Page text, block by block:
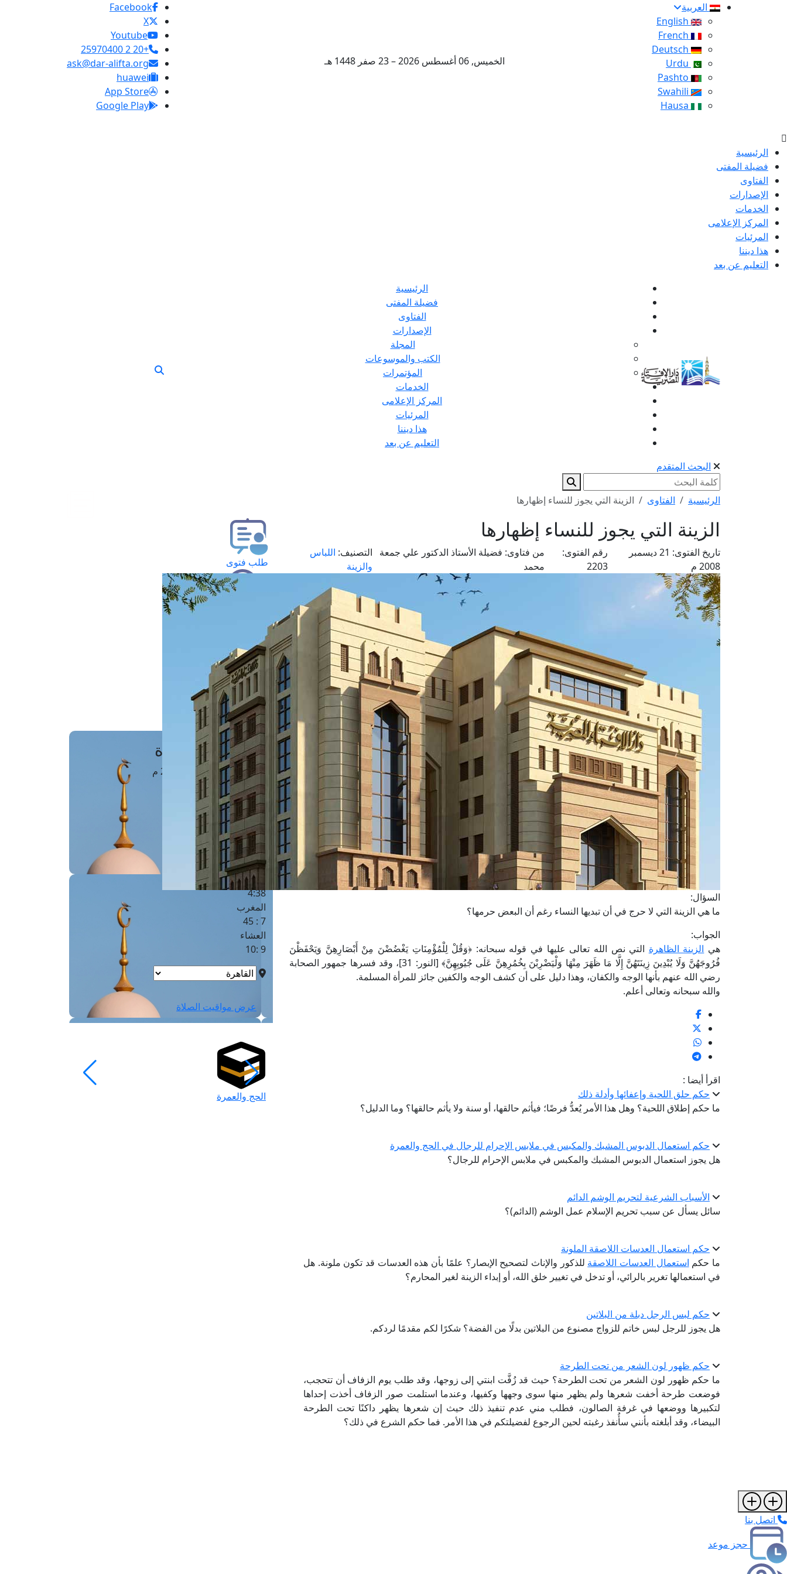
العربية
الخميس, 06 أغسطس 2026 – 23 صفر 1448 هـ
Facebook
X
Youtube
+20 2 25970400
ask@dar-alifta.org
huawei
App Store
Google Play
الرئيسية
فضيلة المفتى
الفتاوى
الإصدارات
الخدمات
المركز الإعلامى
المرئيات
هذا ديننا
التعليم عن بعد
الرئيسية
فضيلة المفتى
الفتاوى
الإصدارات
المجلة
الكتب والموسوعات
المؤتمرات
الخدمات
المركز الإعلامى
المرئيات
هذا ديننا
التعليم عن بعد
البحث المتقدم
الرئيسية الفتاوى الزينة التي يجوز للنساء إظهارها
الزينة التي يجوز للنساء إظهارها
تاريخ الفتوى:
21 ديسمبر
2008 م
رقم الفتوى:
2203
من فتاوى: فضيلة الأستاذ الدكتور علي جمعة
محمد
التصنيف: اللباس
والزينة
السؤال:
ما هي الزينة التي لا حرج في أن تبديها النساء رغم أن البعض حرمها؟
الجواب:
هي الزينة الظاهرة التي نص الله تعالى عليها في قوله سبحانه: ﴿وَقُلْ لِلْمُؤْمِنَاتِ يَغْضُضْنَ مِنْ أَبْصَارِهِنَّ وَيَحْفَظْنَ
فُرُوجَهُنَّ وَلَا يُبْدِينَ زِينَتَهُنَّ إِلَّا مَا ظَهَرَ مِنْهَا وَلْيَضْرِبْنَ بِخُمُرِهِنَّ عَلَى جُيُوبِهِنَّ﴾ [النور: 31]، وقد فسرها جمهور الصحابة
رضي الله عنهم بأنها الوجه والكفان، وهذا دليل على أن كشف الوجه والكفين جائز للمرأة المسلمة.
والله سبحانه وتعالى أعلم.
اقرأ أيضا :
حكم حلق اللحية وإعفائها وأدلة ذلك
ما حكم إطلاق اللحية؟ وهل هذا الأمر يُعدُّ فرضًا؛ فيأثم حالقها، أو سنة ولا يأثم حالقها؟ وما الدليل؟
حكم استعمال الدبوس المشبك والمكبس في ملابس الإحرام للرجال في الحج والعمرة
هل يجوز استعمال الدبوس المشبك والمكبس في ملابس الإحرام للرجال؟
الأسباب الشرعية لتحريم الوشم الدائم
سائل يسأل عن سبب تحريم الإسلام عمل الوشم (الدائم)؟
حكم استعمال العدسات اللاصقة الملونة
ما حكم استعمال العدسات اللاصقة للذكور والإناث لتصحيح الإبصار؟ علمًا بأن هذه العدسات قد تكون ملونة. هل
في استعمالها تغرير بالرائي، أو تدخل في تغيير خلق الله، أو إبداء الزينة لغير المحارم؟
حكم لبس الرجل دبلة من البلاتين
هل يجوز للرجل لبس خاتم للزواج مصنوع من البلاتين بدلًا من الفضة؟ شكرًا لكم مقدمًا لردكم.
حكم ظهور لون الشعر من تحت الطرحة
ما حكم ظهور لون الشعر من تحت الطرحة؟ حيث قد زُفَّت ابنتي إلى زوجها، وقد طلب يوم الزفاف أن تتحجب،
فوضعت طرحة أخفت شعرها ولم يظهر منها سوى وجهها وكفيها، وعندما استلمت صور الزفاف أخذت إحداها
لتكبيرها ووضعها في غرفة الصالون، فطلب مني عدم تنفيذ ذلك حيث إن شعرها يظهر داكنًا تحت الطرحة
البيضاء، وقد أبلغته بأنني سأُنفذ رغبته لحين الرجوع لفضيلتكم في هذا الأمر. فما حكم الشرع في ذلك؟
طلب فتوى
حجز موعد
الفتوى الهاتفية
مَواقِيتُ الصَّـــلاة
القاهرة · 06 أغسطس 2026 م
الفجر
الشروق
6 :17
الظهر
1 : 1
العصر
4:38
المغرب
7 : 45
العشاء
9 :10
عرض مواقيت الصلاة
الحج والعمرة
اتصل بنا
حجز موعد